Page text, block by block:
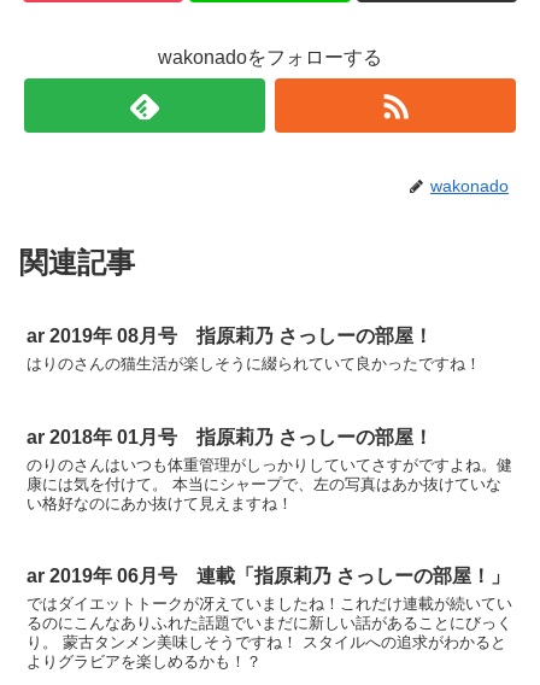
wakonadoをフォローする
wakonado
関連記事
ar 2019年 08月号 指原莉乃 さっしーの部屋！
はりのさんの猫生活が楽しそうに綴られていて良かったですね！
ar 2018年 01月号 指原莉乃 さっしーの部屋！
のりのさんはいつも体重管理がしっかりしていてさすがですよね。健
康には気を付けて。 本当にシャープで、左の写真はあか抜けていな
い格好なのにあか抜けて見えますね！
ar 2019年 06月号 連載「指原莉乃 さっしーの部屋！」
ではダイエットトークが冴えていましたね！これだけ連載が続いてい
るのにこんなありふれた話題でいまだに新しい話があることにびっく
り。 蒙古タンメン美味しそうですね！ スタイルへの追求がわかると
よりグラビアを楽しめるかも！？